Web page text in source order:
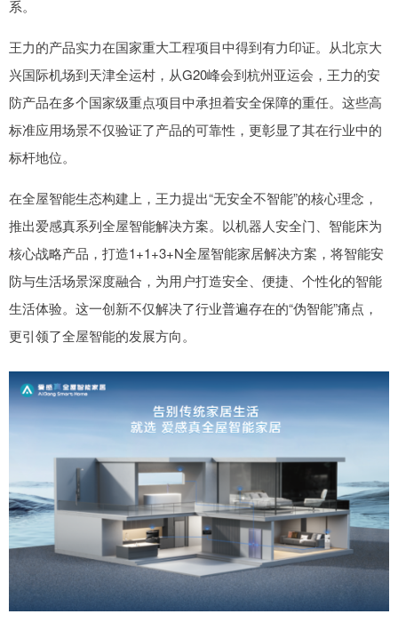
系。
王力的产品实力在国家重大工程项目中得到有力印证。从北京大
兴国际机场到天津全运村，从G20峰会到杭州亚运会，王力的安
防产品在多个国家级重点项目中承担着安全保障的重任。这些高
标准应用场景不仅验证了产品的可靠性，更彰显了其在行业中的
标杆地位。
在全屋智能生态构建上，王力提出“无安全不智能”的核心理念，
推出爱感真系列全屋智能解决方案。以机器人安全门、智能床为
核心战略产品，打造1+1+3+N全屋智能家居解决方案，将智能安
防与生活场景深度融合，为用户打造安全、便捷、个性化的智能
生活体验。这一创新不仅解决了行业普遍存在的“伪智能”痛点，
更引领了全屋智能的发展方向。